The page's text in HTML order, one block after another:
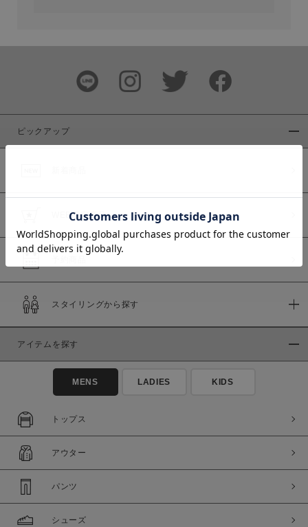
価格
商品タイプ
通常商品 予約商品
在庫あり
ピックアップ
WEB限定商品
スタイリングから探す
アイテムを探す
MENS LADIES KIDS
トップス
アウター
パンツ
シューズ